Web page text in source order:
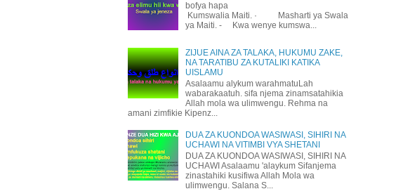
bofya hapa
Kumswalia Maiti. · Masharti ya Swala
ya Maiti. - Kwa wenye kumswa...
ZIJUE AINA ZA TALAKA, HUKUMU ZAKE,
NA TARATIBU ZA KUTALIKI KATIKA
UISLAMU
Asalaamu alykum warahmatuLah
wabarakaatuh. sifa njema zinamsatahikia
Allah mola wa ulimwengu. Rehma na
amani zimfikie Kipenz...
DUA ZA KUONDOA WASIWASI, SIHIRI NA
UCHAWI NA VITIMBI VYA SHETANI
DUA ZA KUONDOA WASIWASI, SIHIRI NA
UCHAWI Asalaamu 'alaykum Sifanjema
zinastahiki kusifiwa Allah Mola wa
ulimwengu. Salana S...